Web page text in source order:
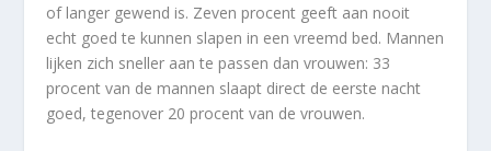
of langer gewend is. Zeven procent geeft aan nooit
echt goed te kunnen slapen in een vreemd bed. Mannen
lijken zich sneller aan te passen dan vrouwen: 33
procent van de mannen slaapt direct de eerste nacht
goed, tegenover 20 procent van de vrouwen.